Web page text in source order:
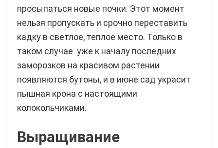
просыпаться новые почки. Этот момент
нельзя пропускать и срочно переставить
кадку в светлое, теплое место. Только в
таком случае уже к началу последних
заморозков на красивом растении
появляются бутоны, и в июне сад украсит
пышная крона с настоящими
колокольчиками.
Выращивание